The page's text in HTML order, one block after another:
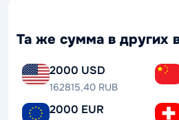
Та же сумма в других
2000 USD
162815,40 RUB
2000 EUR